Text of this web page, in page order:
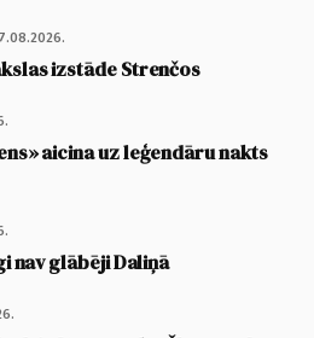
izstāde Strenčos
aicina uz leģendāru nakts
nav glābēji Daliņā